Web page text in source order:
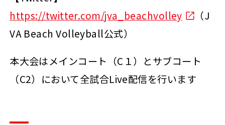
https://twitter.com/jva_beachvolley
（J
VA Beach Volleyball公式）
本大会はメインコート（C１）とサブコート
（C2）において全試合Live配信を行います